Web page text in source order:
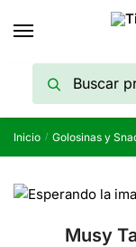
por:
Buscar
Inicio / Golosinas y
Musy